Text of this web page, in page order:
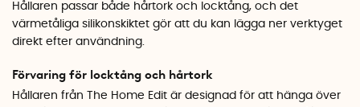
Hållaren passar både hårtork och locktång, och det
värmetåliga silikonskiktet gör att du kan lägga ner verktyget
direkt efter användning.
Förvaring för locktång och hårtork
Hållaren från The Home Edit är designad för att hänga över